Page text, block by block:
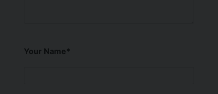
Your Name*